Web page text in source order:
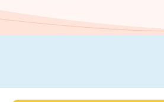
文